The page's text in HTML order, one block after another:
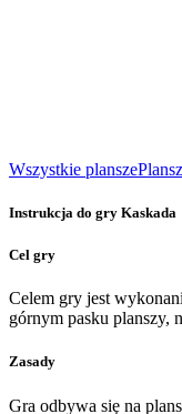
Wszystkie plansze
Instrukcja do gry Kaskada
Cel gry
Celem gry jest
górnym pasku planszy,
Zasady
Gra odbywa się na